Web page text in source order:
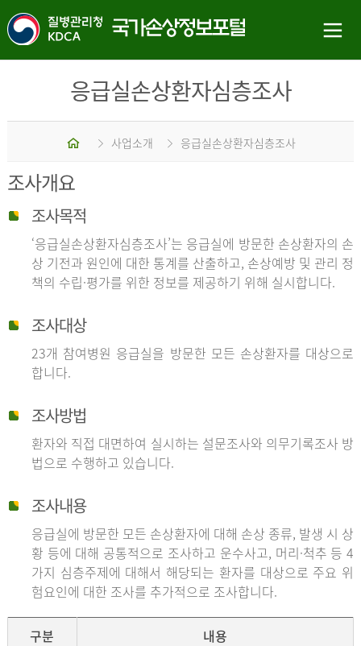
응급실손상환자심층조사
홈 사업소개 응급실손상환자심층조사
조사개요
조사목적
‘응급실손상환자심층조사’는 응급실에 방문한 손상환자의 손
상 기전과 원인에 대한 통계를 산출하고, 손상예방 및 관리 정
책의 수립·평가를 위한 정보를 제공하기 위해 실시합니다.
조사대상
23개 참여병원 응급실을 방문한 모든 손상환자를 대상으로
합니다.
조사방법
환자와 직접 대면하여 실시하는 설문조사와 의무기록조사 방
법으로 수행하고 있습니다.
조사내용
응급실에 방문한 모든 손상환자에 대해 손상 종류, 발생 시 상
황 등에 대해 공통적으로 조사하고 운수사고, 머리·척추 등 4
가지 심층주제에 대해서 해당되는 환자를 대상으로 주요 위
험요인에 대한 조사를 추가적으로 조사합니다.
구분 내용